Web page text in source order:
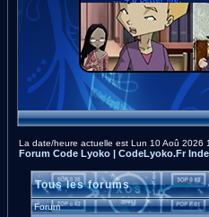
La date/heure actuelle est Lun 10 Aoû 2026
Forum Code Lyoko | CodeLyoko.Fr
Tous les forums
Forum